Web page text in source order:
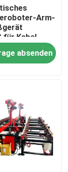
Arm-
für Kabel-
absenden